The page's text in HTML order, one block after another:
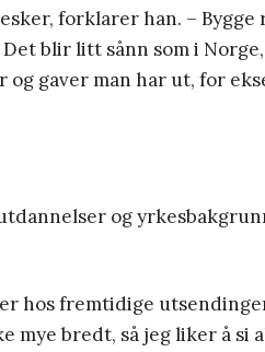
forklarer han. –
blir litt sånn som i
og gaver man har ut, for
og
hos fremtidige
mye bredt, så jeg liker å si